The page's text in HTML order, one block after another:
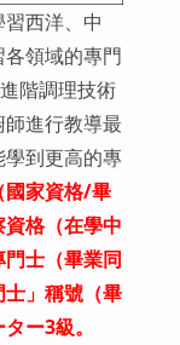
西洋、中
領域的專門
階調理技術
進行教導最
到更高的專
家資格/畢
格（在學中
士（畢業同
」稱號（畢
ター3級。